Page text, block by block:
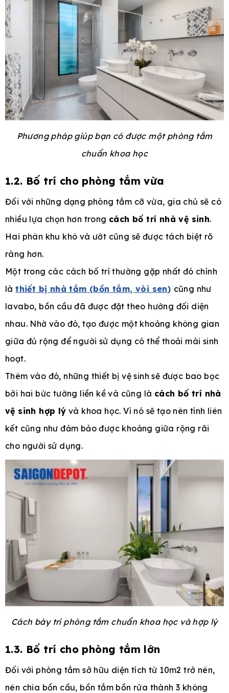
Phương pháp giúp bạn có được một phòng tắm
chuẩn khoa học
1.2. Bố trí cho phòng tắm vừa
Đối với những dạng phòng tắm cỡ vừa, gia chủ sẽ có
nhiều lựa chọn hơn trong cách bố trí nhà vệ sinh.
Hai phân khu khô và ướt cũng sẽ được tách biệt rõ
ràng hơn.
Một trong các cách bố trí thường gặp nhất đó chính
làthiết bị nhà tắm (bồn tắm, vòi sen) cũng như
lavabo, bồn cầu đã được đặt theo hướng đối diện
nhau. Nhờ vào đó, tạo được một khoảng không gian
giữa đủ rộng để người sử dụng có thể thoải mái sinh
hoạt.
Thêm vào đó, những thiết bị vệ sinh sẽ được bao bọc
bởi hai bức tường liền kề và cũng là cách bố trí nhà
vệ sinh hợp lý và khoa học. Vì nó sẽ tạo nên tính liên
kết cũng như đảm bảo được khoảng giữa rộng rãi
cho người sử dụng.
Cách bày trí phòng tắm chuẩn khoa học và hợp lý
1.3. Bố trí cho phòng tắm lớn
Đối với phòng tắm sở hữu diện tích từ 10m2 trở nên,
nên chia bồn cầu, bồn tắm bồn rửa thành 3 không